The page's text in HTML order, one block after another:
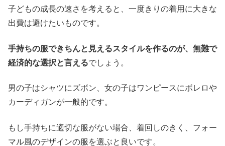
子どもの成長の速さを考えると、一度きりの着用に大きな
出費は避けたいものです。
手持ちの服できちんと見えるスタイルを作るのが、無難で
経済的な選択と言えるでしょう。
男の子はシャツにズボン、女の子はワンピースにボレロや
カーディガンが一般的です。
もし手持ちに適切な服がない場合、着回しのきく、フォー
マル風のデザインの服を選ぶと良いです。